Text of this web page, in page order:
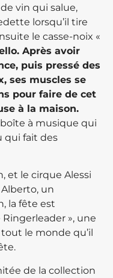
vin qui salue,
lorsqu’il tire
le casse-noix «
Après avoir
puis pressé des
ses muscles se
pour faire de cet
à la maison.
à musique qui
qui fait des
et le cirque Alessi
Alberto, un
la fête est
Ringerleader », une
le monde qu’il
de la collection